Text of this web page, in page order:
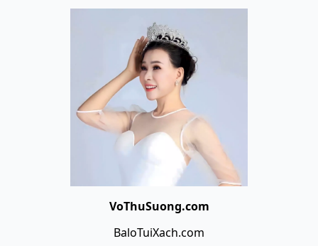
VoThuSuong.com
BaloTuiXach.com